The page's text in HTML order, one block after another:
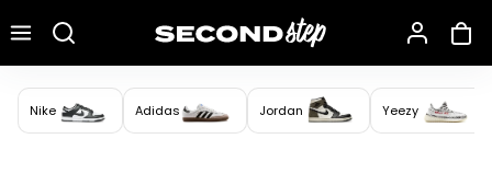
Nike Adidas Jordan Yeezy